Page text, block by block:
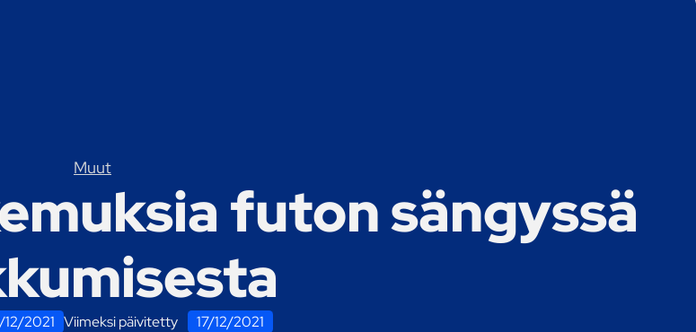
Muut
futon sängyssä
12/2021 Viimeksi päivitetty 17/12/2021